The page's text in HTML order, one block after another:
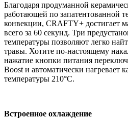
Благодаря продуманной
работающей по запатентованной
конвекции, CRAFTY+ достигает
всего за 60 секунд. Три
температуры позволяют легко
травы. Хотите по-настоящему
нажатие кнопки питания
Boost и автоматически нагревает
температуры 210°C.
Встроенное охлаждение